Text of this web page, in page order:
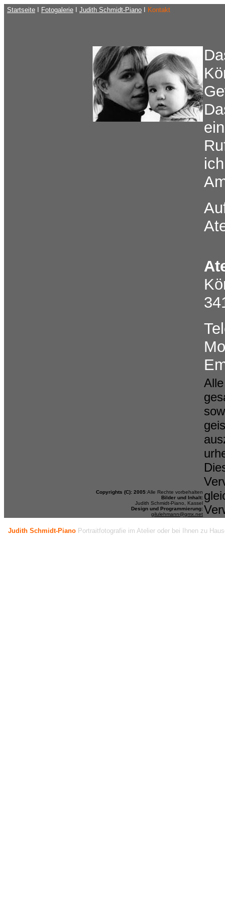
Startseite Fotogalerie Judith Schmidt-Piano Kontakt
Copyrights (C): 2005:Alle Rechte vorbehalten
Bilder und Inhalt:
Judith Schmidt-Piano, Kassel
Design und Programmierung:
gilulehmann@gmx.net
Judith Schmidt-Piano Portraitfotografie im Atelier oder bei Ihnen zu